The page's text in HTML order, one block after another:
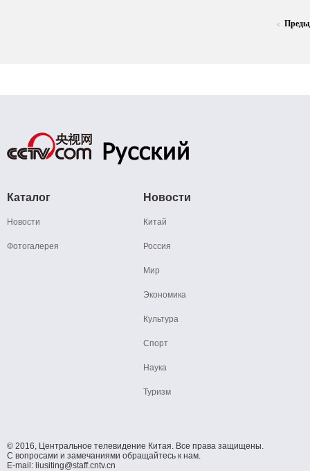
<
Каталог
Новости
Фотогалерея
Новости
Китай
Россия
Мир
Экономика
Культура
Спорт
Наука
Туризм
© 2016, Центральное телевидение Китая. Все права защищены.
С вопросами и замечаниями обращайтесь к нам.
E-mail: liusiting@staff.cntv.cn